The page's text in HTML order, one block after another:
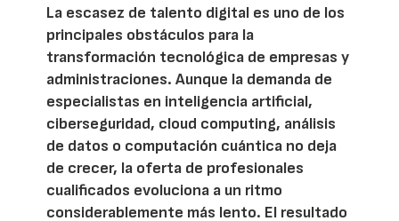
La escasez de talento digital es uno de los
principales obstáculos para la
transformación tecnológica de empresas y
administraciones. Aunque la demanda de
especialistas en inteligencia artificial,
ciberseguridad, cloud computing, análisis
de datos o computación cuántica no deja
de crecer, la oferta de profesionales
cualificados evoluciona a un ritmo
considerablemente más lento. El resultado